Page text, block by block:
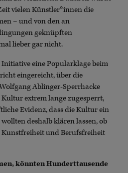
vielen Künstler*innen die
– und von den an
geknüpften
lieber gar nicht.
eine Popularklage beim
eingereicht, über die
Ablinger-Sperrhacke
extrem lange zugesperrt,
Evidenz, dass die Kultur ein
deshalb klären lassen, ob
Kunstfreiheit und Berufsfreiheit
könnten Hunderttausende